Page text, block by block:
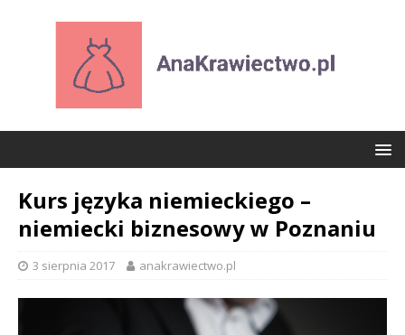
Kurs języka niemieckiego –
niemiecki biznesowy w Poznaniu
3 sierpnia 2017 anakrawiectwo.pl